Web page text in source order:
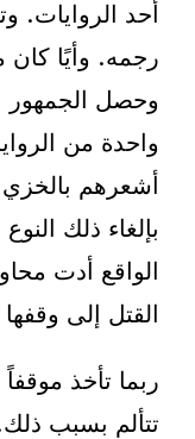
أحد الروايات.
رجمه. وأيًا
وحصل الجمهور
واحدة من
أشعرهم بالخزي
بإلغاء ذلك
الواقع أدت
القتل إلى وقفها
ربما تأخذ
تتألم بسبب